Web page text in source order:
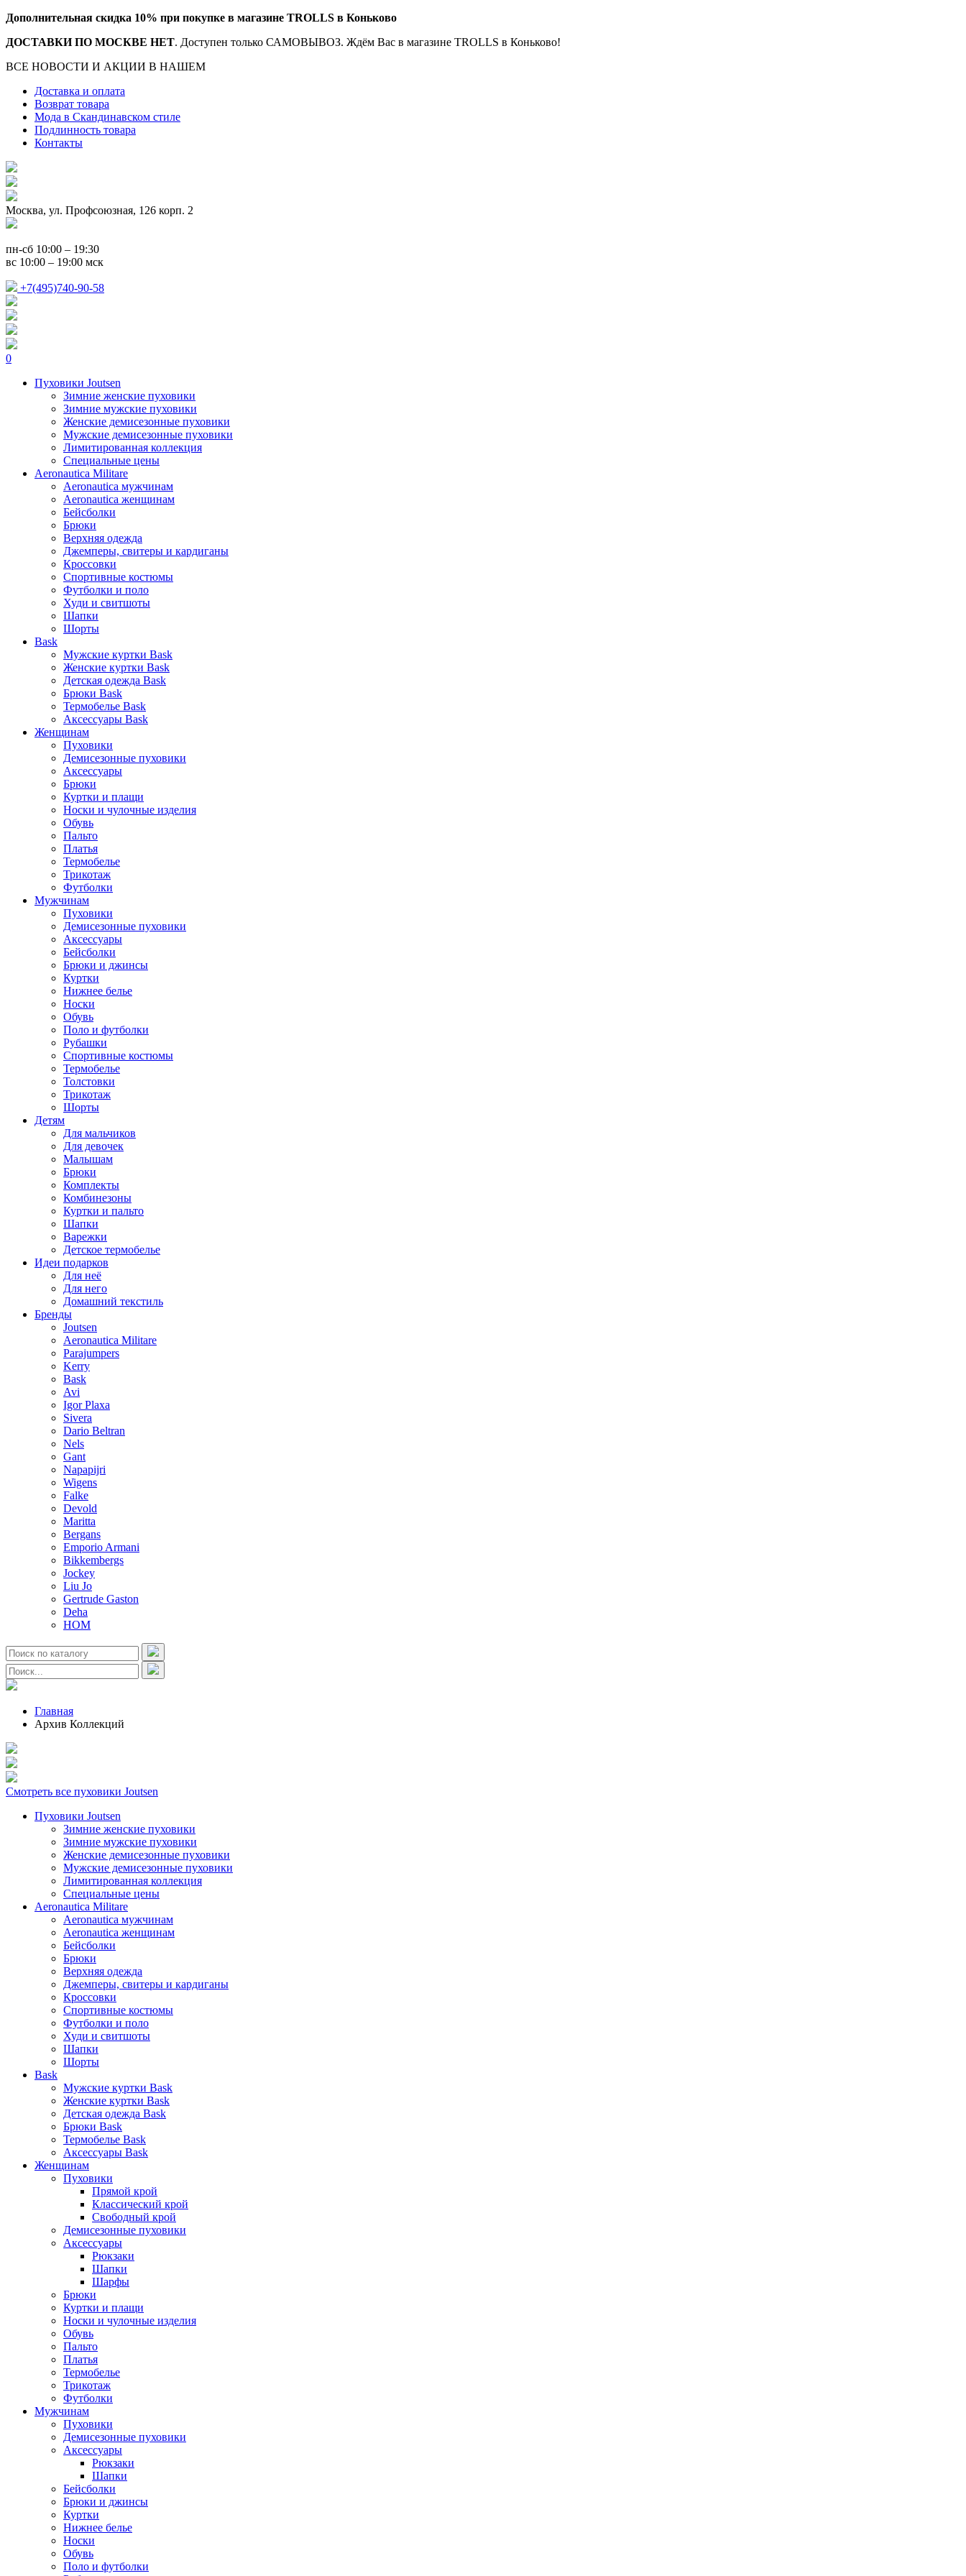
Дополнительная скидка 10% при покупке в магазине TROLLS в Коньково
ДОСТАВКИ ПО МОСКВЕ НЕТ. Доступен только САМОВЫВОЗ. Ждём Вас в магазине TROLLS в Коньково!
ВСЕ НОВОСТИ И АКЦИИ В НАШЕМ
Доставка и оплата
Возврат товара
Мода в Скандинавском стиле
Подлинность товара
Контакты
Москва, ул. Профсоюзная, 126 корп. 2
пн-сб 10:00 – 19:30
вс 10:00 – 19:00 мск
+7(495)740-90-58
0
Пуховики Joutsen
Зимние женские пуховики
Зимние мужские пуховики
Женские демисезонные пуховики
Мужские демисезонные пуховики
Лимитированная коллекция
Специальные цены
Aeronautica Militare
Aeronautica мужчинам
Aeronautica женщинам
Бейсболки
Брюки
Верхняя одежда
Джемперы, свитеры и кардиганы
Кроссовки
Спортивные костюмы
Футболки и поло
Худи и свитшоты
Шапки
Шорты
Bask
Мужские куртки Bask
Женские куртки Bask
Детская одежда Bask
Брюки Bask
Термобелье Bask
Аксессуары Bask
Женщинам
Пуховики
Демисезонные пуховики
Аксессуары
Брюки
Куртки и плащи
Носки и чулочные изделия
Обувь
Пальто
Платья
Термобелье
Трикотаж
Футболки
Мужчинам
Пуховики
Демисезонные пуховики
Аксессуары
Бейсболки
Брюки и джинсы
Куртки
Нижнее белье
Носки
Обувь
Поло и футболки
Рубашки
Спортивные костюмы
Термобелье
Толстовки
Трикотаж
Шорты
Детям
Для мальчиков
Для девочек
Малышам
Брюки
Комплекты
Комбинезоны
Куртки и пальто
Шапки
Варежки
Детское термобелье
Идеи подарков
Для неё
Для него
Домашний текстиль
Бренды
Joutsen
Aeronautica Militare
Parajumpers
Kerry
Bask
Avi
Igor Plaxa
Sivera
Dario Beltran
Nels
Gant
Napapijri
Wigens
Falke
Devold
Maritta
Bergans
Emporio Armani
Bikkembergs
Jockey
Liu Jo
Gertrude Gaston
Deha
HOM
Главная
Архив Коллекций
Смотреть все пуховики Joutsen
Пуховики Joutsen
Зимние женские пуховики
Зимние мужские пуховики
Женские демисезонные пуховики
Мужские демисезонные пуховики
Лимитированная коллекция
Специальные цены
Aeronautica Militare
Aeronautica мужчинам
Aeronautica женщинам
Бейсболки
Брюки
Верхняя одежда
Джемперы, свитеры и кардиганы
Кроссовки
Спортивные костюмы
Футболки и поло
Худи и свитшоты
Шапки
Шорты
Bask
Мужские куртки Bask
Женские куртки Bask
Детская одежда Bask
Брюки Bask
Термобелье Bask
Аксессуары Bask
Женщинам
Пуховики
Прямой крой
Классический крой
Свободный крой
Демисезонные пуховики
Аксессуары
Рюкзаки
Шапки
Шарфы
Брюки
Куртки и плащи
Носки и чулочные изделия
Обувь
Пальто
Платья
Термобелье
Трикотаж
Футболки
Мужчинам
Пуховики
Демисезонные пуховики
Аксессуары
Рюкзаки
Шапки
Бейсболки
Брюки и джинсы
Куртки
Нижнее белье
Носки
Обувь
Поло и футболки